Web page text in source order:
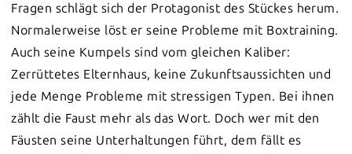
Fragen schlägt sich der Protagonist des Stückes herum.
Normalerweise löst er seine Probleme mit Boxtraining.
Auch seine Kumpels sind vom gleichen Kaliber:
Zerrüttetes Elternhaus, keine Zukunftsaussichten und
jede Menge Probleme mit stressigen Typen. Bei ihnen
zählt die Faust mehr als das Wort. Doch wer mit den
Fäusten seine Unterhaltungen führt, dem fällt es